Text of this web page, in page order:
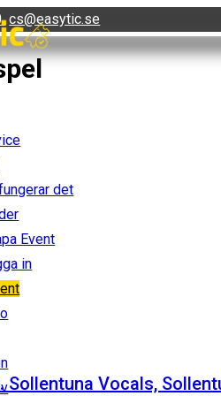
cs@easytic.se
det
Event
in
Sollentuna Vocals,